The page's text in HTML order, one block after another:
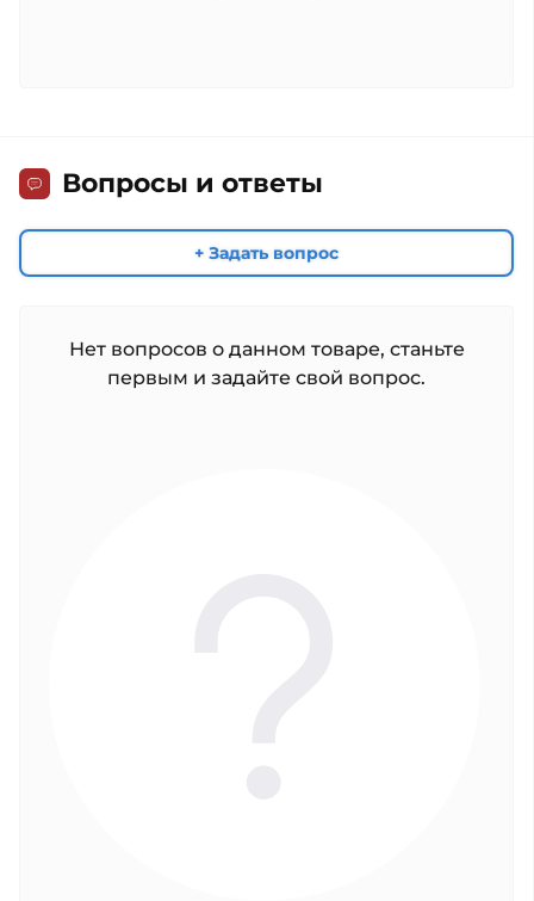
Вопросы и ответы
+ Задать вопрос
Нет вопросов о данном товаре, станьте
первым и задайте свой вопрос.